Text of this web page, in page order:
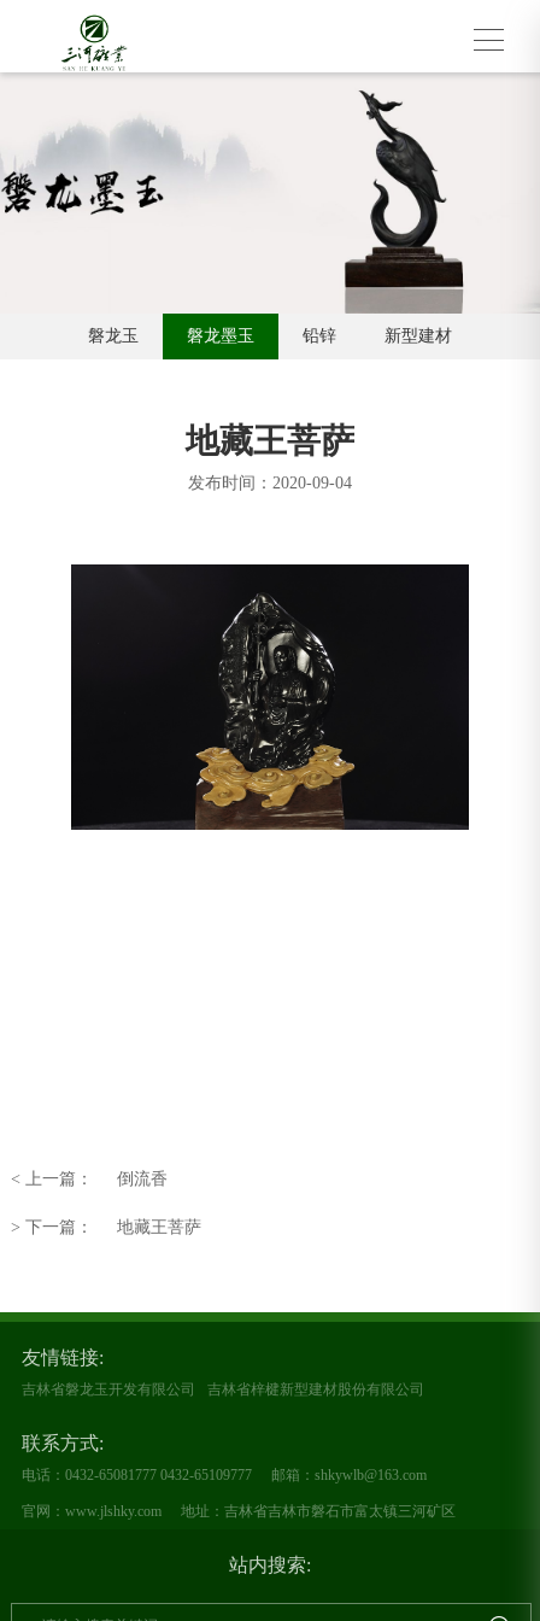
磐龙玉 磐龙墨玉 铅锌 新型建材
地藏王菩萨
发布时间：2020-09-04
< 上一篇： 倒流香
> 下一篇： 地藏王菩萨
友情链接:
吉林省磐龙玉开发有限公司 吉林省梓楗新型建材股份有限公司
联系方式:
电话：0432-65081777 0432-65109777 邮箱：shkywlb@163.com
官网：www.jlshky.com 地址：吉林省吉林市磐石市富太镇三河矿区
站内搜索: